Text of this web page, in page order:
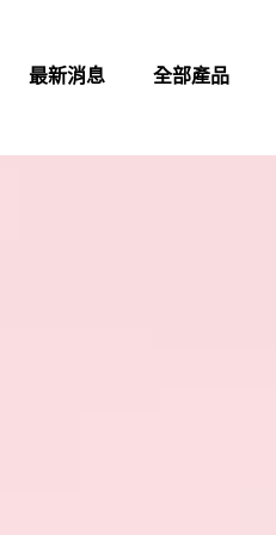
最新消息 全部產品